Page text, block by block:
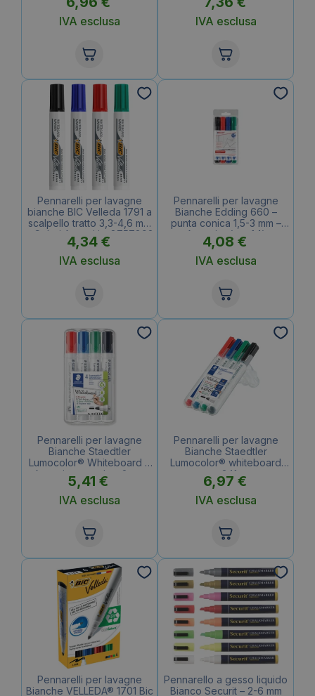
IVA esclusa IVA esclusa
Pennarelli per lavagne
bianche BIC Velleda 1791 a
scalpello tratto 3,3-4,6 mm
– Colori Assortiti – 8757892
(conf.4)
4,34 €
IVA esclusa
Pennarelli per lavagne
Bianche Edding 660 –
punta conica 1,5-3 mm –
Assortito (conf.4)
4,08 €
IVA esclusa
Pennarelli per lavagne
Bianche Staedtler
Lumocolor® Whiteboard –
Assortito – tonda – 2 mm
(conf.4)
5,41 €
IVA esclusa
Pennarelli per lavagne
Bianche Staedtler
Lumocolor® whiteboard
compact 341 – punta
conica 1-2 mm – Assortito
(astuccio da 4)
6,97 €
IVA esclusa
Pennarelli per lavagne
Bianche VELLEDA® 1701 Bic
Pennarello a gesso liquido
Bianco Securit – 2-6 mm